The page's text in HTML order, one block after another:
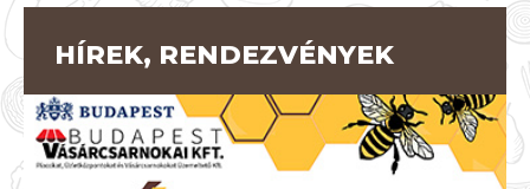
HÍREK, RENDEZVÉNYEK